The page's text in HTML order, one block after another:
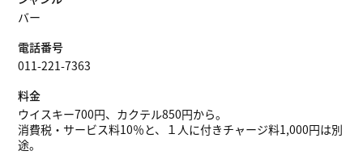
INFORMATION
最新情報は、各施設の公式ウェブサイト等でご確認ください。
スポット名